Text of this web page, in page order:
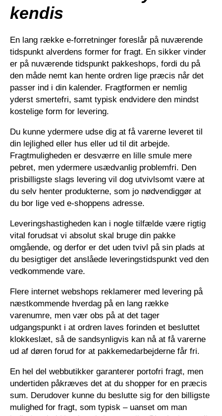
kendis
En lang række e-forretninger foreslår på nuværende
tidspunkt alverdens former for fragt. En sikker vinder
er på nuværende tidspunkt pakkeshops, fordi du på
den måde nemt kan hente ordren lige præcis når det
passer ind i din kalender. Fragtformen er nemlig
yderst smertefri, samt typisk endvidere den mindst
kostelige form for levering.
Du kunne ydermere udse dig at få varerne leveret til
din lejlighed eller hus eller ud til dit arbejde.
Fragtmuligheden er desværre en lille smule mere
pebret, men ydermere usædvanlig problemfri. Den
prisbilligste slags levering vil dog utvivlsomt være at
du selv henter produkterne, som jo nødvendiggør at
du bor lige ved e-shoppens adresse.
Leveringshastigheden kan i nogle tilfælde være rigtig
vital forudsat vi absolut skal bruge din pakke
omgående, og derfor er det uden tvivl på sin plads at
du besigtiger det anslåede leveringstidspunkt ved den
vedkommende vare.
Flere internet webshops reklamerer med levering på
næstkommende hverdag på en lang række
varenumre, men vær obs på at det tager
udgangspunkt i at ordren laves forinden et besluttet
klokkeslæt, så de sandsynligvis kan nå at få varerne
ud af døren forud for at pakkemedarbejderne får fri.
En hel del webbutikker garanterer portofri fragt, men
undertiden påkræves det at du shopper for en præcis
sum. Derudover kunne du beslutte sig for den billigste
mulighed for fragt, som typisk – uanset om man